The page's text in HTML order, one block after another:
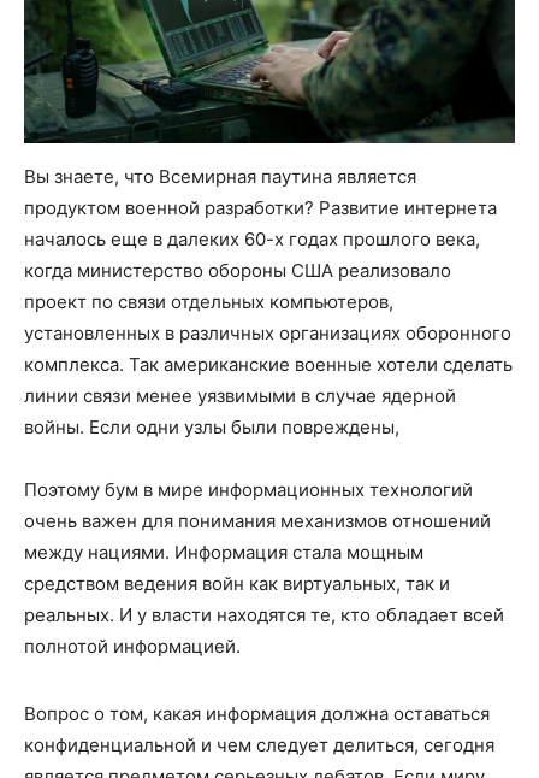
Вы знаете, что Всемирная паутина является
продуктом военной разработки? Развитие интернета
началось еще в далеких 60-х годах прошлого века,
когда министерство обороны США реализовало
проект по связи отдельных компьютеров,
установленных в различных организациях оборонного
комплекса. Так американские военные хотели сделать
линии связи менее уязвимыми в случае ядерной
войны. Если одни узлы были повреждены,
Поэтому бум в мире информационных технологий
очень важен для понимания механизмов отношений
между нациями. Информация стала мощным
средством ведения войн как виртуальных, так и
реальных. И у власти находятся те, кто обладает всей
полнотой информацией.
Вопрос о том, какая информация должна оставаться
конфиденциальной и чем следует делиться, сегодня